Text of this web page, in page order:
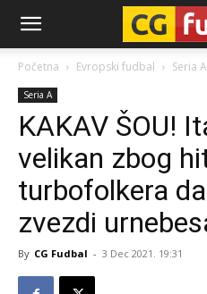
CG-
Fudbal
Početna Evropski fudbal Seria A
Seria A
KAKAV ŠOU!
velikan zbog
turbofolkera
zvezdi
By CG Fudbal - 3 Dec 2021. 19:31